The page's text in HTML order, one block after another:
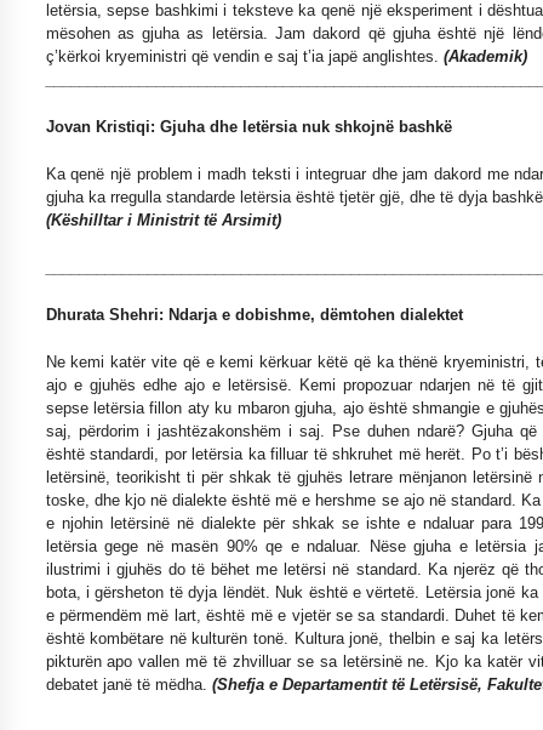
letërsia, sepse bashkimi i teksteve ka qenë një eksperiment i
mësohen as gjuha as letërsia. Jam dakord që gjuha është një
ç’kërkoi kryeministri që vendin e saj t’ia japë anglishtes. (Akademik)
Jovan Kristiqi: Gjuha dhe letërsia nuk shkojnë bashkë
Ka qenë një problem i madh teksti i integruar dhe jam dakord me
gjuha ka rregulla standarde letërsia është tjetër gjë, dhe të dyja
(Këshilltar i Ministrit të Arsimit)
Dhurata Shehri: Ndarja e dobishme, dëmtohen dialektet
Ne kemi katër vite që e kemi kërkuar këtë që ka thënë kryeministri,
ajo e gjuhës edhe ajo e letërsisë. Kemi propozuar ndarjen në të
sepse letërsia fillon aty ku mbaron gjuha, ajo është shmangie e
saj, përdorim i jashtëzakonshëm i saj. Pse duhen ndarë? Gjuha
është standardi, por letërsia ka filluar të shkruhet më herët. Po t’i
letërsinë, teorikisht ti për shkak të gjuhës letrare mënjanon letërsinë
toske, dhe kjo në dialekte është më e hershme se ajo në standard.
e njohin letërsinë në dialekte për shkak se ishte e ndaluar para
letërsia gege në masën 90% qe e ndaluar. Nëse gjuha e letërsia
ilustrimi i gjuhës do të bëhet me letërsi në standard. Ka njerëz që
bota, i gërsheton të dyja lëndët. Nuk është e vërtetë. Letërsia jonë
e përmendëm më lart, është më e vjetër se sa standardi. Duhet të
është kombëtare në kulturën tonë. Kultura jonë, thelbin e saj ka
pikturën apo vallen më të zhvilluar se sa letërsinë ne. Kjo ka katër
debatet janë të mëdha. (Shefja e Departamentit të Letërsisë,